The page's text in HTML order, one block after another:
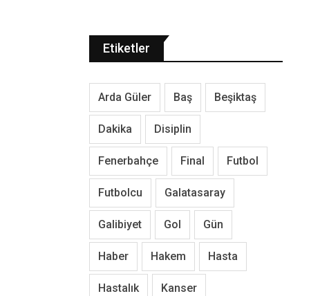
Etiketler
Arda Güler Baş Beşiktaş
Dakika Disiplin
Fenerbahçe Final Futbol
Futbolcu Galatasaray
Galibiyet Gol Gün
Haber Hakem Hasta
Hastalık Kanser